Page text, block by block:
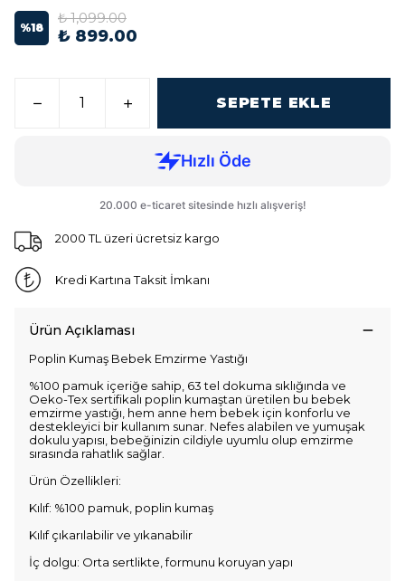
%18
₺ 1,099.00
₺ 899.00
SEPETE EKLE
2000 TL üzeri ücretsiz kargo
Kredi Kartına Taksit İmkanı
Ürün Açıklaması
Poplin Kumaş Bebek Emzirme Yastığı
%100 pamuk içeriğe sahip, 63 tel dokuma sıklığında ve
Oeko-Tex sertifikalı poplin kumaştan üretilen bu bebek
emzirme yastığı, hem anne hem bebek için konforlu ve
destekleyici bir kullanım sunar. Nefes alabilen ve yumuşak
dokulu yapısı, bebeğinizin cildiyle uyumlu olup emzirme
sırasında rahatlık sağlar.
Ürün Özellikleri:
Kılıf: %100 pamuk, poplin kumaş
Kılıf çıkarılabilir ve yıkanabilir
İç dolgu: Orta sertlikte, formunu koruyan yapı